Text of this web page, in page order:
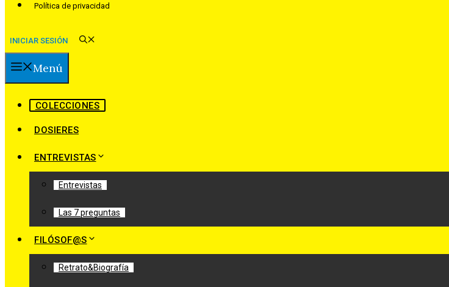
Política de privacidad
INICIAR SESIÓN
Menú
COLECCIONES
DOSIERES
ENTREVISTAS
Entrevistas
Las 7 preguntas
FILÓSOF@S
Retrato&Biografía